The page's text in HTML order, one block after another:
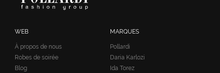
WEB
À propos de nous
Robes de soirée
Blog
MARQUES
Pollardi
Daria Karlozi
Ida Torez